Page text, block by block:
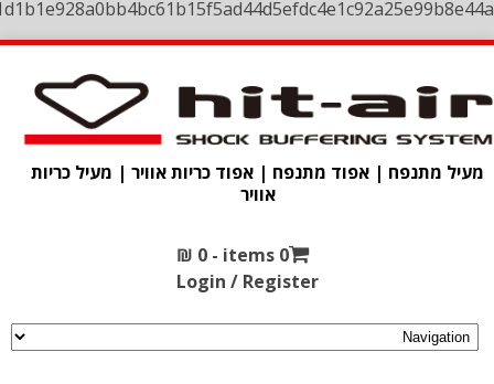
מעיל מתנפח | אפוד מתנפח | אפוד כריות אוויר | מעיל כריות
אוויר
0 items -
₪ 0
Login / Register